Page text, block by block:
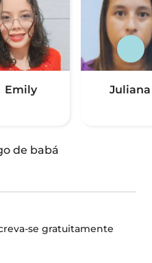
Emily Juliana
de babá
se gratuitamente